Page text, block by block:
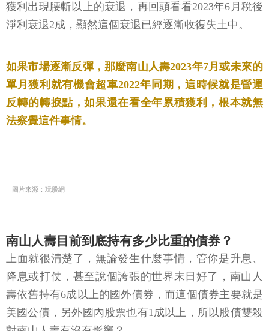
獲利出現腰斬以上的衰退，再回頭看看2023年6月稅後
淨利衰退2成，顯然這個衰退已經逐漸收復失土中。
如果市場逐漸反彈，那麼南山人壽2023年7月或未來的
單月獲利就有機會超車2022年同期，這時候就是營運
反轉的轉捩點，如果還在看全年累積獲利，根本就無
法察覺這件事情。
圖片來源：玩股網
南山人壽目前到底持有多少比重的債券？
上面就很清楚了，無論發生什麼事情，管你是升息、
降息或打仗，甚至說個誇張的世界末日好了，南山人
壽依舊持有6成以上的國外債券，而這個債券主要就是
美國公債，另外國內股票也有1成以上，所以股債雙殺